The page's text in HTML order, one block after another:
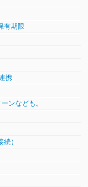
有期限
携
ンなども。
）